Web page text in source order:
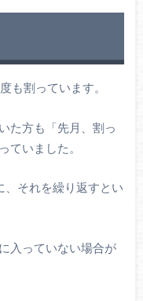
も割っています。
た方も「先月、割っ
ていました。
それを繰り返すとい
入っていない場合が